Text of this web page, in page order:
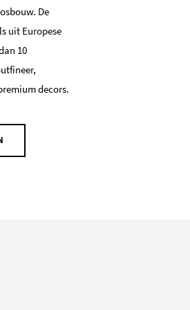
De
uit Europese
10
decors.